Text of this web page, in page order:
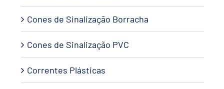
Cones de Sinalização Borracha
Cones de Sinalização PVC
Correntes Plásticas